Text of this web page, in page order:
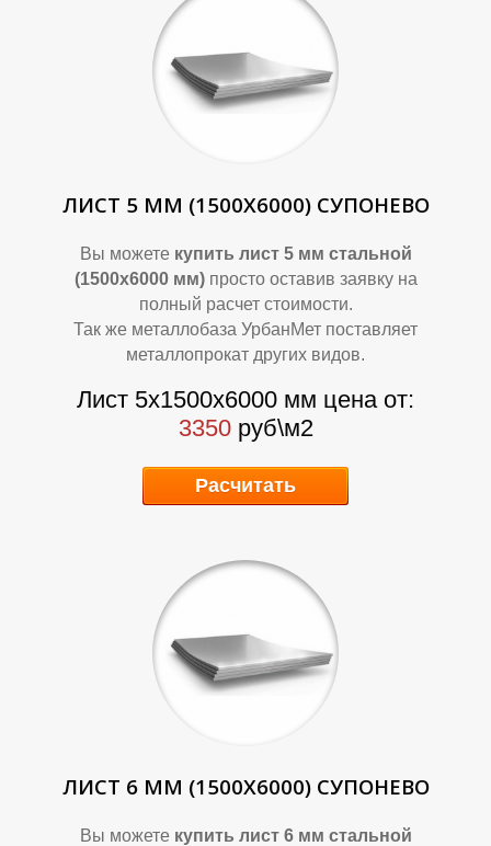
К
ЛИСТ 5 ММ (1500Х6000) СУПОНЕВО
Вы можете купить лист 5 мм стальной
(1500х6000 мм) просто оставив заявку на
полный расчет стоимости.
Так же металлобаза УрбанМет поставляет
металлопрокат других видов.
Лист 5х1500х6000 мм цена от:
3350руб\м2
Расчитать
ЛИСТ 6 ММ (1500Х6000) СУПОНЕВО
Вы можете купить лист 6 мм стальной
К